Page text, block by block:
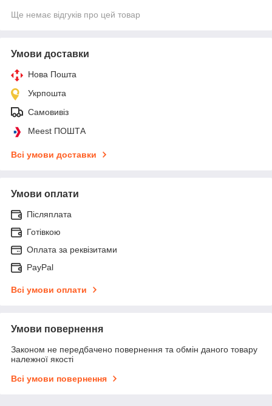
Ще немає відгуків про цей товар
Умови доставки
Нова Пошта
Укрпошта
Самовивіз
Meest ПОШТА
Всі умови доставки
Умови оплати
Післяплата
Готівкою
Оплата за реквізитами
PayPal
Всі умови оплати
Умови повернення
Законом не передбачено повернення та обмін даного товару
належної якості
Всі умови повернення